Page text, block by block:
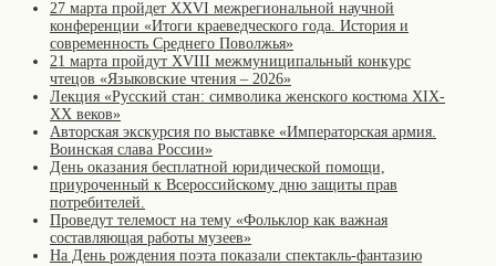
27 марта пройдет XXVI межрегиональной научной
конференции «Итоги краеведческого года. История и
современность Среднего Поволжья»
21 марта пройдут XVIII межмуниципальный конкурс
чтецов «Языковские чтения – 2026»
Лекция «Русский стан: символика женского костюма XIX-
XX веков»
Авторская экскурсия по выставке «Императорская армия.
Воинская слава России»
День оказания бесплатной юридической помощи,
приуроченный к Всероссийскому дню защиты прав
потребителей.
Проведут телемост на тему «Фольклор как важная
составляющая работы музеев»
На День рождения поэта показали спектакль-фантазию